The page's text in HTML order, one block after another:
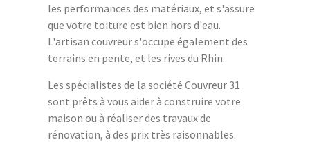
les performances des matériaux, et s'assure
que votre toiture est bien hors d'eau.
L'artisan couvreur s'occupe également des
terrains en pente, et les rives du Rhin.
Les spécialistes de la société Couvreur 31
sont prêts à vous aider à construire votre
maison ou à réaliser des travaux de
rénovation, à des prix très raisonnables.